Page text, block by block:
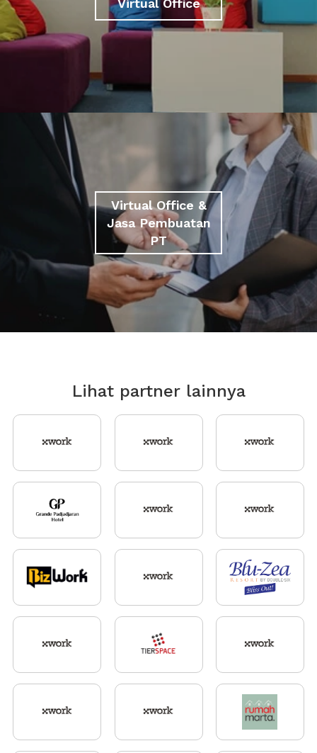
Virtual Office &
Jasa Pembuatan
PT
Lihat partner lainnya